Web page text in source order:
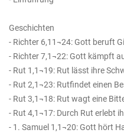
Geschichten
- Richter 6,11¬24: Gott beruft
- Richter 7,1¬22: Gott kämpft
- Rut 1,1¬19: Rut lässt ihre
- Rut 2,1¬23: Rutfindet einen
- Rut 3,1¬18: Rut wagt eine
- Rut 4,1¬17: Durch Rut erlebt
- 1. Samuel 1,1¬20: Gott hört